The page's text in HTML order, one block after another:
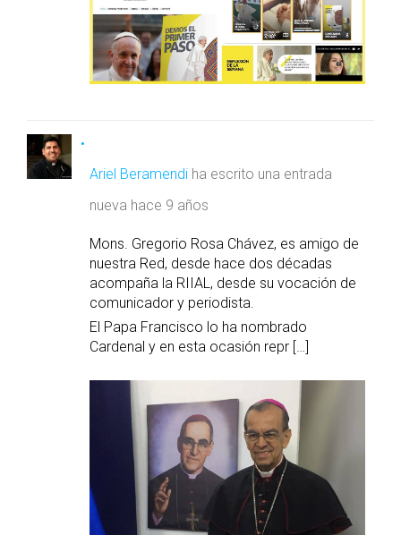
Ariel Beramendi ha escrito una entrada
nueva hace 9 años
Mons. Gregorio Rosa Chávez, es amigo de
nuestra Red, desde hace dos décadas
acompaña la RIIAL, desde su vocación de
comunicador y periodista.
El Papa Francisco lo ha nombrado
Cardenal y en esta ocasión repr […]